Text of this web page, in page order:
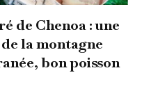
de Chenoa : une
la montagne
bon poisson